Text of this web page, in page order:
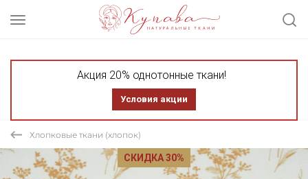
Акция 20% однотонные ткани!
Условия акции
Хлопковые ткани (хлопок)
СКИДКА 30%